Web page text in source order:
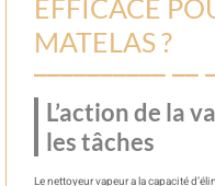
EFFICACE
MATELAS ?
L’action de la
les tâches
Le nettoyeur vapeur a la capacité